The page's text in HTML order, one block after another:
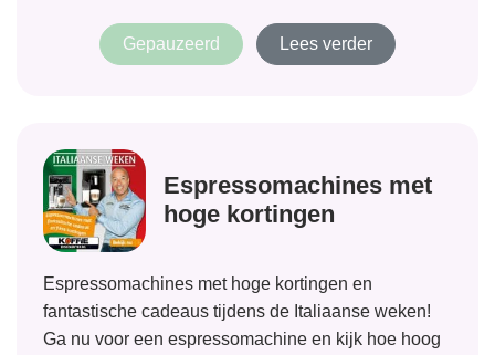
Gepauzeerd
Lees verder
Espressomachines met
hoge kortingen
Espressomachines met hoge kortingen en
fantastische cadeaus tijdens de Italiaanse weken!
Ga nu voor een espressomachine en kijk hoe hoog